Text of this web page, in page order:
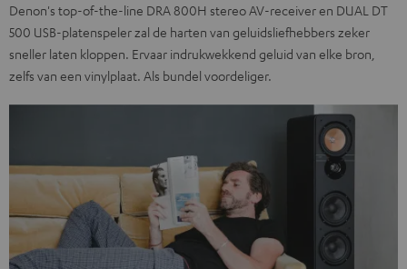
Denon's top-of-the-line DRA 800H stereo AV-receiver en DUAL DT
500 USB-platenspeler zal de harten van geluidsliefhebbers zeker
sneller laten kloppen. Ervaar indrukwekkend geluid van elke bron,
zelfs van een vinylplaat. Als bundel voordeliger.